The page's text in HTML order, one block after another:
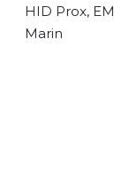
HID Prox, EM
Marin